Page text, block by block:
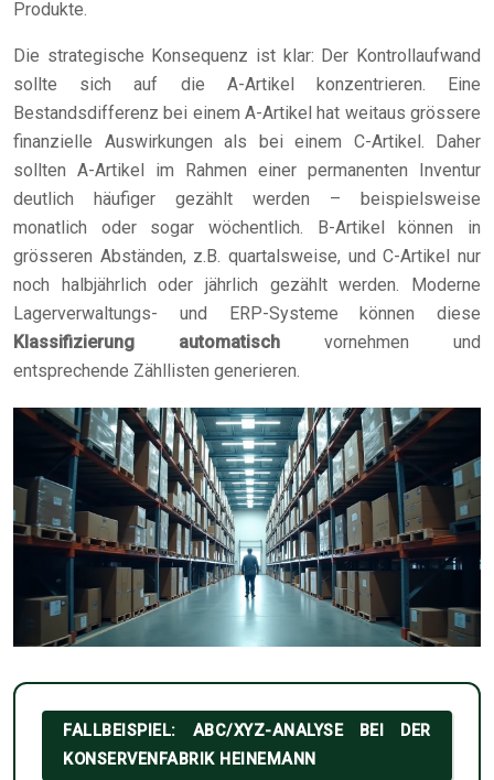
Produkte.
Die strategische Konsequenz ist klar: Der Kontrollaufwand
sollte sich auf die A-Artikel konzentrieren. Eine
Bestandsdifferenz bei einem A-Artikel hat weitaus grössere
finanzielle Auswirkungen als bei einem C-Artikel. Daher
sollten A-Artikel im Rahmen einer permanenten Inventur
deutlich häufiger gezählt werden – beispielsweise
monatlich oder sogar wöchentlich. B-Artikel können in
grösseren Abständen, z.B. quartalsweise, und C-Artikel nur
noch halbjährlich oder jährlich gezählt werden. Moderne
Lagerverwaltungs- und ERP-Systeme können diese
Klassifizierung automatisch vornehmen und
entsprechende Zähllisten generieren.
FALLBEISPIEL: ABC/XYZ-ANALYSE BEI DER
KONSERVENFABRIK HEINEMANN